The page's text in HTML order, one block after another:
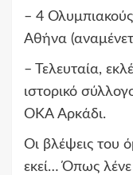
– 4
Αθήνα
– Τελευταία,
ιστορικό
ΟΚΑ Αρκάδι.
Οι βλέψεις του
εκεί… Όπως